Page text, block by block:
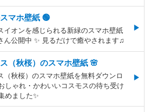
マホ壁紙 🟢
イオンを感じられる新緑のスマホ壁紙
ん公開中 ✨ 見るだけで癒やされます♫
（秋桜）のスマホ壁紙 🌸
（秋桜）のスマホ壁紙を無料ダウンロ
しゃれ・かわいいコスモスの待ち受け
めました✨️